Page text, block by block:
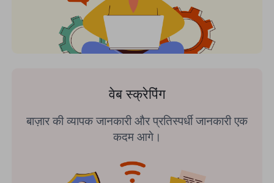
वेब स्क्रेपिंग
बाज़ार की व्यापक जानकारी और प्रतिस्पर्धी जानकारी एक
कदम आगे।